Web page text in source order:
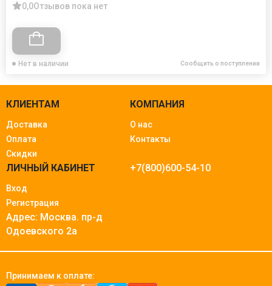
0,0Отзывов пока нет
Нет в наличии Сообщить о поступлении
КЛИЕНТАМ
Доставка
Оплата
Скидки
КОМПАНИЯ
О нас
Контакты
ЛИЧНЫЙ КАБИНЕТ
Вход
Регистрация
+7(800)600-54-10
Адрес: Москва. пр-д
Одоевского 2а
Принимаем к оплате: